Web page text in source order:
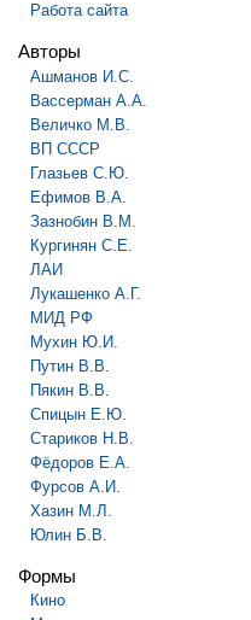
Работа сайта
Авторы
Ашманов И.С.
Вассерман А.А.
Величко М.В.
ВП СССР
Глазьев С.Ю.
Ефимов В.А.
Зазнобин В.М.
Кургинян С.Е.
ЛАИ
Лукашенко А.Г.
МИД РФ
Мухин Ю.И.
Путин В.В.
Пякин В.В.
Спицын Е.Ю.
Стариков Н.В.
Фёдоров Е.А.
Фурсов А.И.
Хазин М.Л.
Юлин Б.В.
Формы
Кино